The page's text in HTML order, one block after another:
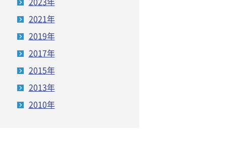
2021年
2019年
2017年
2015年
2013年
2010年